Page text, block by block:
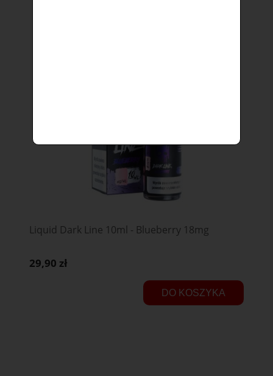
Liquid Dark Line 10ml - Blueberry 18mg
29,90 zł
DO KOSZYKA